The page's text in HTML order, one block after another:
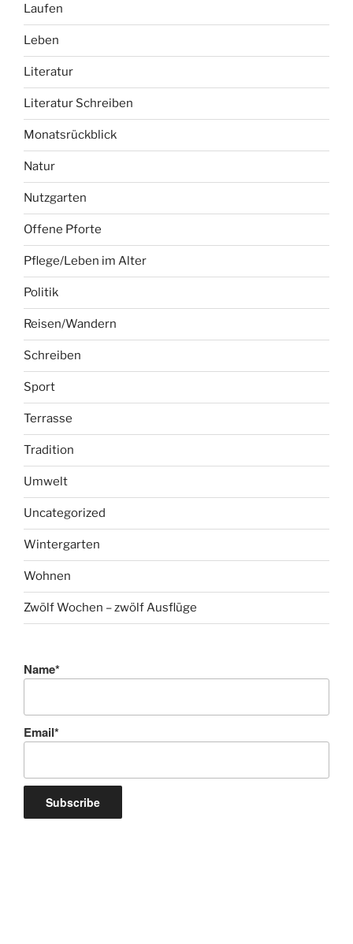
Laufen
Leben
Literatur
Literatur Schreiben
Monatsrückblick
Natur
Nutzgarten
Offene Pforte
Pflege/Leben im Alter
Politik
Reisen/Wandern
Schreiben
Sport
Terrasse
Tradition
Umwelt
Uncategorized
Wintergarten
Wohnen
Zwölf Wochen – zwölf Ausflüge
Name*
Email*